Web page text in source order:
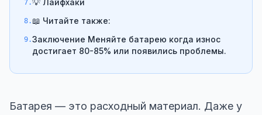
7.💡 Лайфхаки
8.📖 Читайте также:
9.Заключение Меняйте батарею когда износ
достигает 80-85% или появились проблемы.
Батарея — это расходный материал. Даже у